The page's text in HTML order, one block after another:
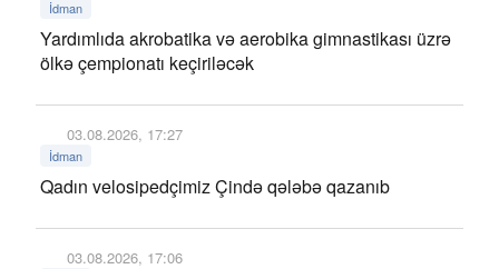
İdman
Yardımlıda akrobatika və aerobika gimnastikası üzrə
ölkə çempionatı keçiriləcək
03.08.2026, 17:27
İdman
Qadın velosipedçimiz Çində qələbə qazanıb
03.08.2026, 17:06